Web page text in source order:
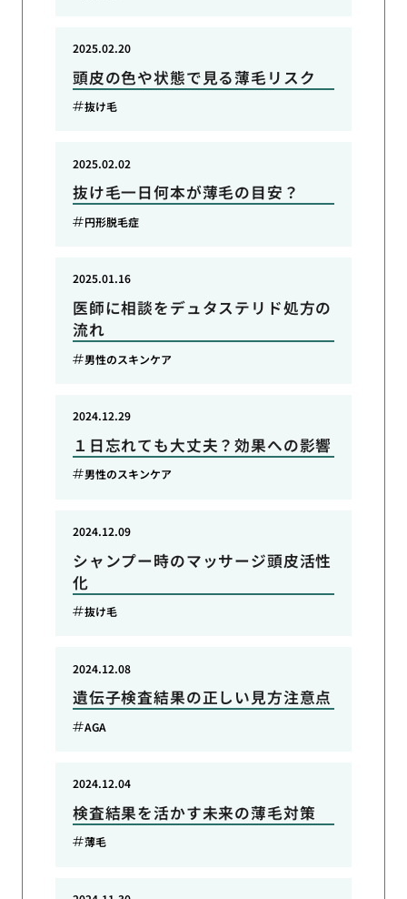
頭皮の色や状態で見る薄毛リスク
2025.02.20
抜け毛
抜け毛一日何本が薄毛の目安？
2025.02.02
円形脱毛症
医師に相談をデュタステリド処方の
流れ
2025.01.16
男性のスキンケア
１日忘れても大丈夫？効果への影響
2024.12.29
男性のスキンケア
シャンプー時のマッサージ頭皮活性
化
2024.12.09
抜け毛
遺伝子検査結果の正しい見方注意点
2024.12.08
AGA
検査結果を活かす未来の薄毛対策
2024.12.04
薄毛